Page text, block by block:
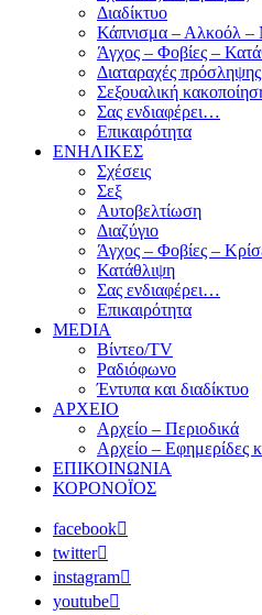
Διαδίκτυο
Κάπνισμα – Αλκοόλ –
Άγχος – Φοβίες –
Διαταραχές
Σεξουαλική
Σας ενδιαφέρει…
Επικαιρότητα
ΕΝΗΛΙΚΕΣ
Σχέσεις
Σεξ
Αυτοβελτίωση
Διαζύγιο
Άγχος – Φοβίες –
Κατάθλιψη
Σας ενδιαφέρει…
Επικαιρότητα
MEDIA
Βίντεο/TV
Ραδιόφωνο
Έντυπα και διαδίκτυο
ΑΡΧΕΙΟ
Αρχείο – Περιοδικά
Αρχείο – Εφημερίδες
ΕΠΙΚΟΙΝΩΝΙΑ
ΚΟΡΟΝΟΪΟΣ
facebook
twitter
instagram
youtube